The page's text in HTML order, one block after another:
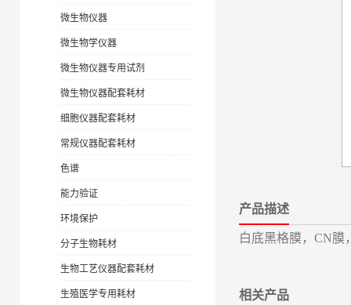
微生物仪器
微生物学仪器
微生物仪器专用试剂
微生物仪器配套耗材
细胞仪器配套耗材
常规仪器配套耗材
色谱
能力验证
环境保护
分子生物耗材
生物工艺仪器配套耗材
生殖医学专用耗材
产品描述
白底黑格膜，CN膜
相关产品